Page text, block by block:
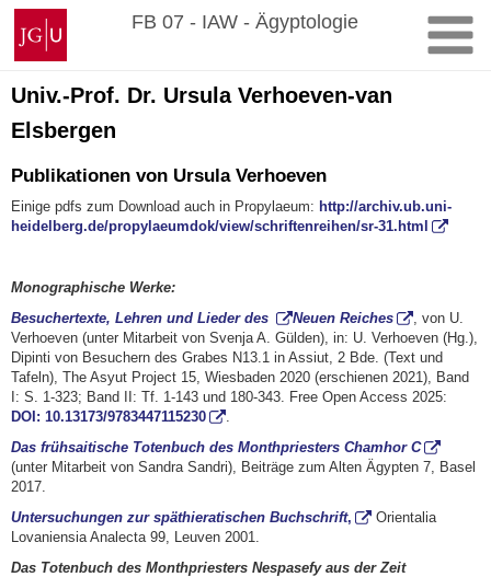
Zum
Inhalt
springen
Johannes
Gutenberg-
Universität
Mainz
FB 07 - IAW - Ägyptologie
Univ.-Prof. Dr. Ursula Verhoeven-van
Elsbergen
Publikationen von Ursula Verhoeven
Einige pdfs zum Download auch in Propylaeum: http://archiv.ub.uni-
heidelberg.de/propylaeumdok/view/schriftenreihen/sr-31.html
Monographische Werke:
Besuchertexte, Lehren und Lieder des
Neuen Reiches
, von U.
Verhoeven (unter Mitarbeit von Svenja A. Gülden), in: U. Verhoeven (Hg.),
Dipinti von Besuchern des Grabes N13.1 in Assiut, 2 Bde. (Text und
Tafeln), The Asyut Project 15, Wiesbaden 2020 (erschienen 2021), Band
I: S. 1-323; Band II: Tf. 1-143 und 180-343. Free Open Access 2025:
DOI: 10.13173/9783447115230
.
Das frühsaitische Totenbuch des Monthpriesters Chamhor C
(unter Mitarbeit von Sandra Sandri), Beiträge zum Alten Ägypten 7, Basel
2017.
Untersuchungen zur späthieratischen Buchschrift,
Orientalia
Lovaniensia Analecta 99, Leuven 2001.
Das Totenbuch des Monthpriesters Nespasefy aus der Zeit